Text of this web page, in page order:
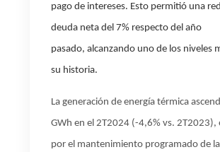
pago de intereses. Esto permitió una
deuda neta del 7% respecto del año
pasado, alcanzando uno de los niveles
su historia.
La generación de energía térmica
GWh en el 2T2024 (-4,6% vs. 2T2023),
por el mantenimiento programado de